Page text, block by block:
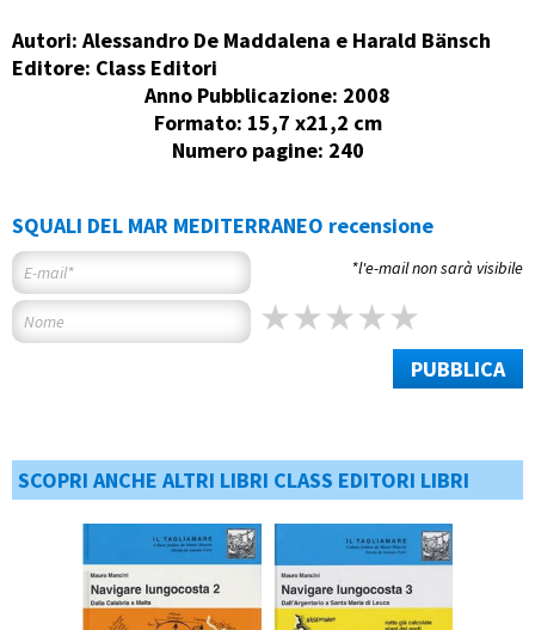
Autori: Alessandro De Maddalena e Harald Bänsch
Editore: Class Editori
Anno Pubblicazione: 2008
Formato: 15,7 x21,2 cm
Numero pagine: 240
SQUALI DEL MAR MEDITERRANEO recensione
*l'e-mail non sarà visibile
PUBBLICA
SCOPRI ANCHE ALTRI LIBRI CLASS EDITORI LIBRI